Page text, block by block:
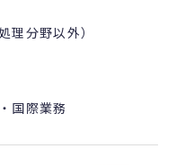
理分野以外）
国際業務